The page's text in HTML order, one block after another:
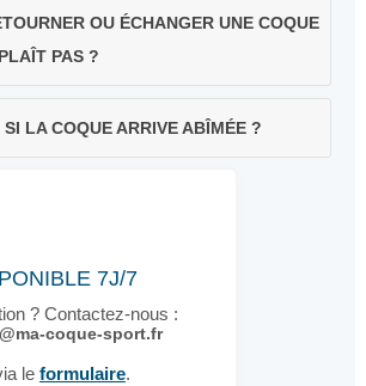
OU ÉCHANGER UNE COQUE
PAS ?
SI LA COQUE ARRIVE ABÎMÉE ?
7J/7
? Contactez-nous :
coque-sport.fr
le formulaire.